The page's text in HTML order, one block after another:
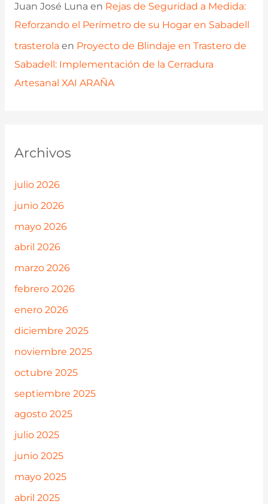
Juan José Luna en Rejas de Seguridad a Medida:
Reforzando el Perímetro de su Hogar en Sabadell
trasterola en Proyecto de Blindaje en Trastero de
Sabadell: Implementación de la Cerradura
Artesanal XAI ARAÑA
Archivos
julio 2026
junio 2026
mayo 2026
abril 2026
marzo 2026
febrero 2026
enero 2026
diciembre 2025
noviembre 2025
octubre 2025
septiembre 2025
agosto 2025
julio 2025
junio 2025
mayo 2025
abril 2025